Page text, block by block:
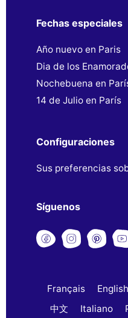
Fechas especiales
Año nuevo en Paris
Dia de los
Nochebuena en
14 de Julio en París
Configuraciones
Sus preferencias
Síguenos
Français English
中文
Italiano